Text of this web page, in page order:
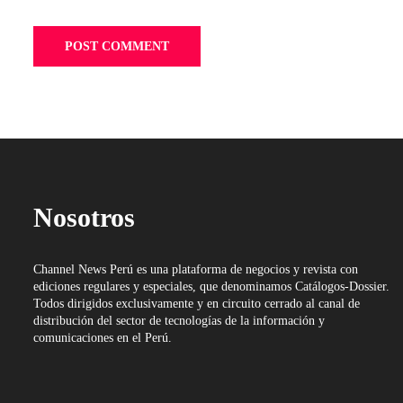
Nosotros
Channel News Perú es una plataforma de negocios y revista con
ediciones regulares y especiales, que denominamos Catálogos-Dossier.
Todos dirigidos exclusivamente y en circuito cerrado al canal de
distribución del sector de tecnologías de la información y
comunicaciones en el Perú.